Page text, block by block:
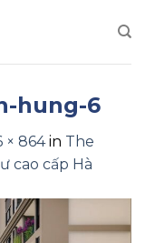
hung-6
× 864in The
cao cấp Hà